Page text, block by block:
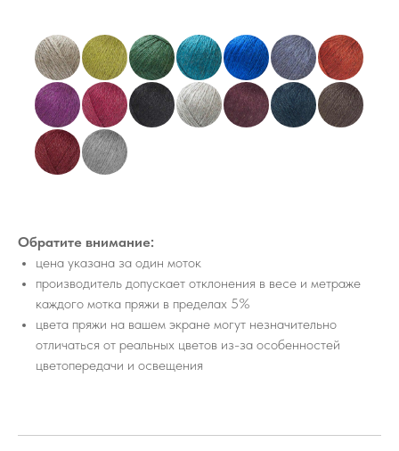
Обратите внимание:
цена указана за один моток
производитель допускает отклонения в весе и метраже
каждого мотка пряжи в пределах 5%
цвета пряжи на вашем экране могут незначительно
отличаться от реальных цветов из-за особенностей
цветопередачи и освещения